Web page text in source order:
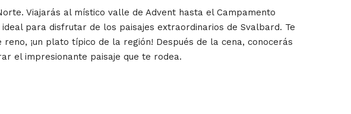
Viajarás al místico valle de Advent hasta el Campamento
para disfrutar de los paisajes extraordinarios de Svalbard. Te
¡un plato típico de la región! Después de la cena, conocerás
el impresionante paisaje que te rodea.